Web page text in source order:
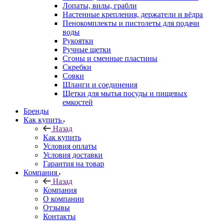
Лопаты, вилы, грабли
Настенные крепления, держатели и вёдра
Пенокомплекты и пистолеты для подачи
воды
Рукоятки
Ручные щетки
Сгоны и сменные пластины
Скребки
Совки
Шланги и соединения
Щетки для мытья посуды и пищевых
емкостей
Бренды
Как купить
Назад
Как купить
Условия оплаты
Условия доставки
Гарантия на товар
Компания
Назад
Компания
О компании
Отзывы
Контакты